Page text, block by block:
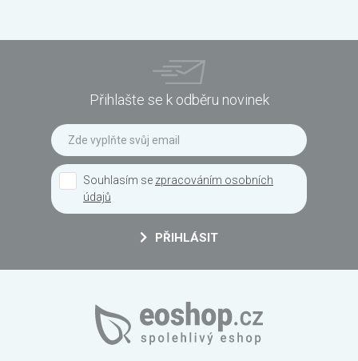
Přihlašte se k odběru novinek
Souhlasím se zpracováním osobních
údajů
PŘIHLÁSIT